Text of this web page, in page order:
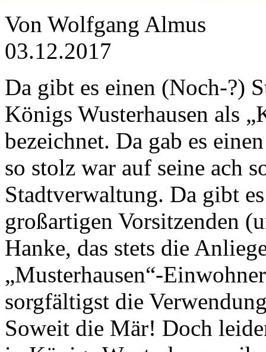
Von Wolfgang Almus
03.12.2017
Da gibt es einen (Noch-?)
Königs Wusterhausen als
bezeichnet. Da gab es
so stolz war auf seine ach
Stadtverwaltung. Da gibt
großartigen Vorsitzenden
Hanke, das stets die
„Musterhausen“-
sorgfältigst die
Soweit die Mär! Doch